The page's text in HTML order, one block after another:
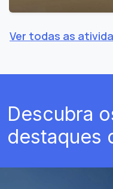
Ver todas as
Descubra
destaques